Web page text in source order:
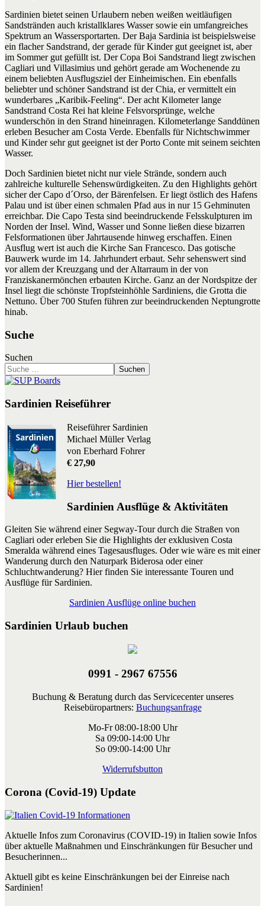
Sardinien bietet seinen Urlaubern neben weißen weitläufigen
Sandstränden auch kristallklares Wasser sowie ein umfangreiches
Spektrum an Wassersportarten. Der Baja Sardinia ist beispielsweise
ein flacher Sandstrand, der gerade für Kinder gut geeignet ist, aber
im Sommer gut gefüllt ist. Der Copa Boi Sandstrand liegt zwischen
Cagliari und Villasimius und gehört gerade am Wochenende zu
einem beliebten Ausflugsziel der Einheimischen. Ein ebenfalls
beliebter und schöner Sandstrand ist der Chia, er vermittelt ein
wunderbares „Karibik-Feeling“. Der acht Kilometer lange
Sandstrand Costa Rei hat kleine Felsvorsprünge, welche
wunderschön in den Strand hineinragen. Kilometerlange Sanddünen
erleben Besucher am Costa Verde. Ebenfalls für Nichtschwimmer
und Kinder sehr gut geeignet ist der Porto Conte mit seinem seichten
Wasser.
Doch Sardinien bietet nicht nur viele Strände, sondern auch
zahlreiche kulturelle Sehenswürdigkeiten. Zu den Highlights gehört
sicher der Capo d´Orso, der Bärenfelsen. Er liegt östlich des Hafens
Palau und ist über einen schmalen Pfad aus in nur 15 Gehminuten
erreichbar. Die Capo Testa sind beeindruckende Felsskulpturen im
Norden der Insel. Wind, Wasser und Sonne ließen diese bizarren
Felsformationen über Jahrtausende hinweg erschaffen. Einen
Ausflug wert ist auch die Kirche San Francesco. Das gotische
Bauwerk wurde im 14. Jahrhundert erbaut. Sehr sehenswert sind
vor allem der Kreuzgang und der Altarraum in der von
Franziskanermönchen erbauten Kirche. Ganz an der Nordspitze der
Insel liegt die schönste Tropfsteinhöhle Sardiniens, die Grotta die
Nettuno. Über 700 Stufen führen zur beeindruckenden Neptungrotte
hinab.
Suche
Suchen
Suchen
Sardinien Reiseführer
Reiseführer Sardinien
Michael Müller Verlag
von Eberhard Fohrer
€ 27,90
Hier bestellen!
Sardinien Ausflüge & Aktivitäten
Gleiten Sie während einer Segway-Tour durch die Straßen von
Cagliari oder erleben Sie die Highlights der exklusiven Costa
Smeralda während eines Tagesausfluges. Oder wie wäre es mit einer
Wanderung durch den Naturpark Biderosa oder einer
Schluchtwanderung? Hier finden Sie interessante Touren und
Ausflüge für Sardinien.
Sardinien Ausflüge online buchen
Sardinien Urlaub buchen
0991 - 2967 67556
Buchung & Beratung durch das Servicecenter unseres
Reisebüropartners: Buchungsanfrage
Mo-Fr 08:00-18:00 Uhr
Sa 09:00-14:00 Uhr
So 09:00-14:00 Uhr
Widerrufsbutton
Corona (Covid-19) Update
Aktuelle Infos zum Coronavirus (COVID-19) in Italien sowie Infos
über aktuelle Maßnahmen und Einschränkungen für Besucher und
Besucherinnen...
Aktuell gibt es keine Einschränkungen bei der Einreise nach
Sardinien!